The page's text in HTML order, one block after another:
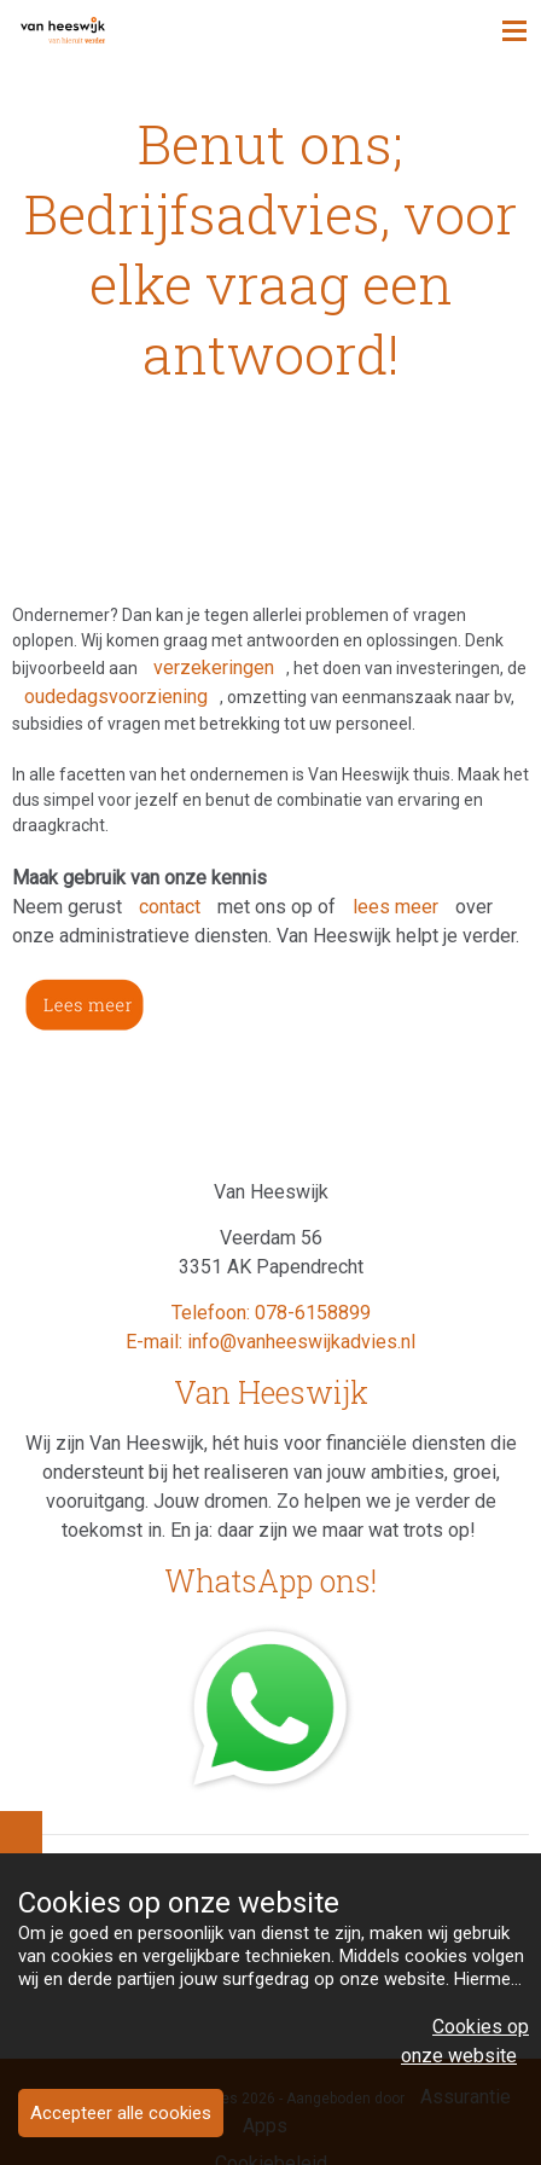
Benut ons;
Bedrijfsadvies, voor
elke vraag een
antwoord!
Ondernemer? Dan kan je tegen allerlei problemen of vragen
oplopen. Wij komen graag met antwoorden en oplossingen. Denk
bijvoorbeeld aan
verzekeringen , het doen van investeringen, de
oudedagsvoorziening
, omzetting van eenmanszaak naar bv,
subsidies of vragen met betrekking tot uw personeel.
In alle facetten van het ondernemen is Van Heeswijk thuis. Maak het
dus simpel voor jezelf en benut de combinatie van ervaring en
draagkracht.
Maak gebruik van onze kennis
Neem gerust
contact met ons op of lees meer
over
onze administratieve diensten. Van Heeswijk helpt je verder.
Van Heeswijk
Veerdam 56
3351 AK Papendrecht
Telefoon: 078-6158899
E-mail: info@vanheeswijkadvies.nl
Van Heeswijk
Wij zijn Van Heeswijk, hét huis voor financiële diensten die
ondersteunt bij het realiseren van jouw ambities, groei,
vooruitgang. Jouw dromen. Zo helpen we je verder de
toekomst in. En ja: daar zijn we maar wat trots op!
WhatsApp ons!
Copyright Van Heeswijk Advies 2026 - Aangeboden door
Assurantie
Apps
Cookies op onze website
Om je goed en persoonlijk van dienst te zijn, maken wij gebruik
van cookies en vergelijkbare technieken. Middels cookies volgen
wij en derde partijen jouw surfgedrag op onze website. Hiermee
jou mogelijk om informatie te delen via social media. Bekijk
Cookies op
onze website
Accepteer alle cookies